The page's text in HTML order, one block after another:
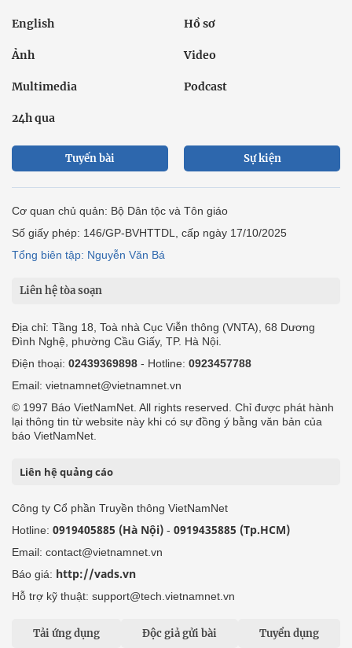
English Hồ sơ
Ảnh Video
Multimedia Podcast
24h qua
Tuyến bài Sự kiện
Cơ quan chủ quản: Bộ Dân tộc và Tôn giáo
Số giấy phép: 146/GP-BVHTTDL, cấp ngày 17/10/2025
Tổng biên tập: Nguyễn Văn Bá
Liên hệ tòa soạn
Địa chỉ: Tầng 18, Toà nhà Cục Viễn thông (VNTA), 68 Dương
Đình Nghệ, phường Cầu Giấy, TP. Hà Nội.
Điện thoại: 02439369898 - Hotline: 0923457788
Email: vietnamnet@vietnamnet.vn
© 1997 Báo VietNamNet. All rights reserved. Chỉ được phát hành
lại thông tin từ website này khi có sự đồng ý bằng văn bản của
báo VietNamNet.
Liên hệ quảng cáo
Công ty Cổ phần Truyền thông VietNamNet
Hotline: 0919405885 (Hà Nội) - 0919435885 (Tp.HCM)
Email: contact@vietnamnet.vn
Báo giá: http://vads.vn
Hỗ trợ kỹ thuật: support@tech.vietnamnet.vn
Tải ứng dụng Độc giả gửi bài Tuyển dụng